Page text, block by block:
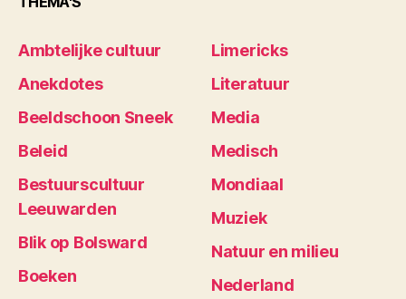
Ambtelijke cultuur
Anekdotes
Beeldschoon Sneek
Beleid
Bestuurscultuur
Leeuwarden
Blik op Bolsward
Boeken
Limericks
Literatuur
Media
Medisch
Mondiaal
Muziek
Natuur en milieu
Nederland